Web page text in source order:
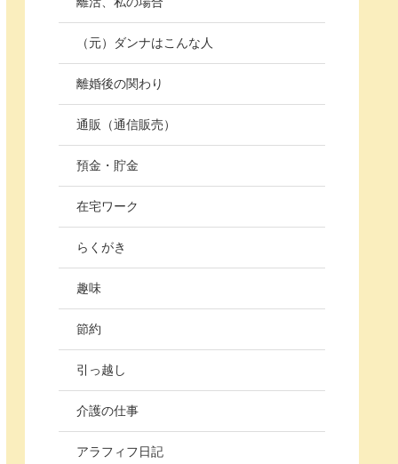
（元）ダンナはこんな人
離婚後の関わり
通販（通信販売）
預金・貯金
在宅ワーク
らくがき
趣味
節約
引っ越し
介護の仕事
アラフィフ日記